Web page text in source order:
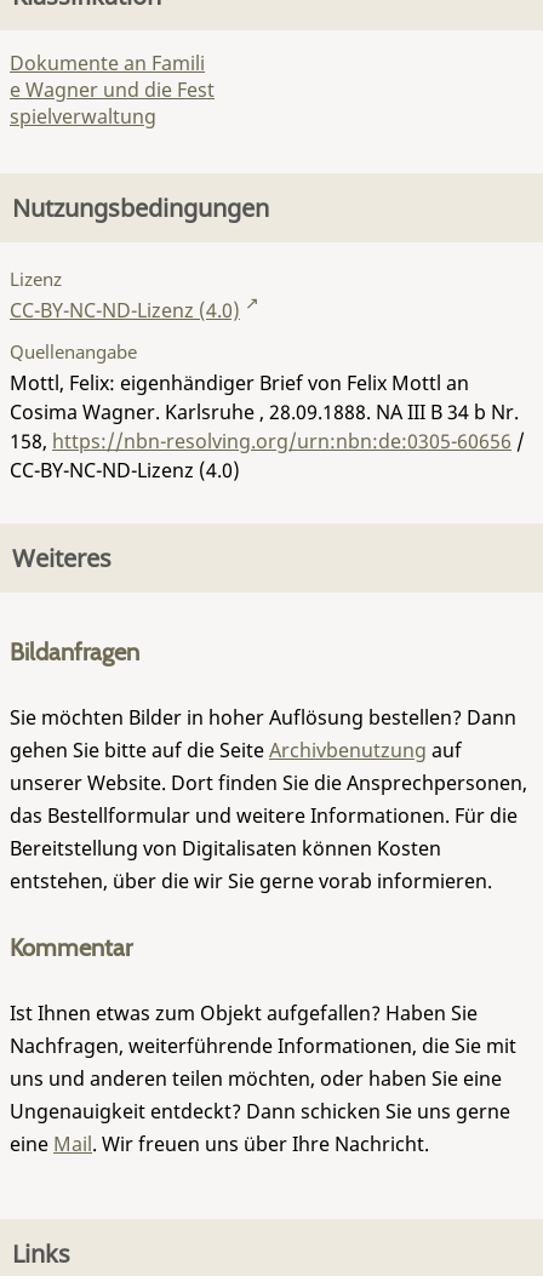
Dokumente an Famili
e Wagner und die Fest
spielverwaltung
Nutzungsbedingungen
Lizenz
CC-BY-NC-ND-Lizenz (4.0)
Quellenangabe
Mottl, Felix: eigenhändiger Brief von Felix Mottl an
Cosima Wagner. Karlsruhe , 28.09.1888. NA III B 34 b Nr.
158, https://nbn-resolving.org/urn:nbn:de:0305-60656 /
CC-BY-NC-ND-Lizenz (4.0)
Weiteres
Bildanfragen
Sie möchten Bilder in hoher Auflösung bestellen? Dann
gehen Sie bitte auf die SeiteArchivbenutzung auf
unserer Website. Dort finden Sie die Ansprechpersonen,
das Bestellformular und weitere Informationen. Für die
Bereitstellung von Digitalisaten können Kosten
entstehen, über die wir Sie gerne vorab informieren.
Kommentar
Ist Ihnen etwas zum Objekt aufgefallen? Haben Sie
Nachfragen, weiterführende Informationen, die Sie mit
uns und anderen teilen möchten, oder haben Sie eine
Ungenauigkeit entdeckt? Dann schicken Sie uns gerne
eine Mail. Wir freuen uns über Ihre Nachricht.
Links